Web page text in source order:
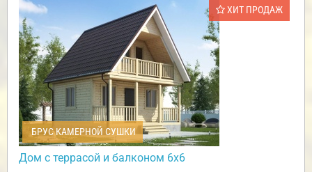
ХИТ ПРОДАЖ
БРУС КАМЕРНОЙ СУШКИ
Дом с террасой и балконом 6х6